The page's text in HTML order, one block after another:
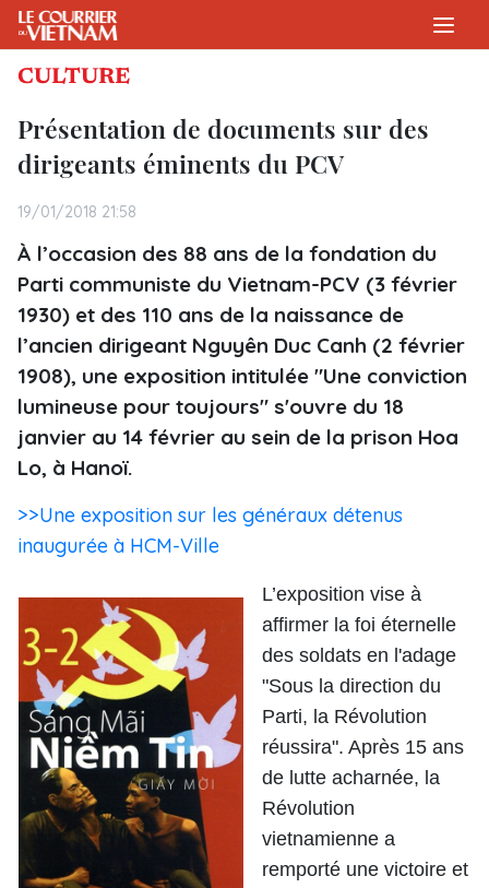
CULTURE
Présentation de documents sur des
dirigeants éminents du PCV
19/01/2018 21:58
À l’occasion des 88 ans de la fondation du
Parti communiste du Vietnam-PCV (3 février
1930) et des 110 ans de la naissance de
l’ancien dirigeant Nguyên Duc Canh (2 février
1908), une exposition intitulée "Une conviction
lumineuse pour toujours" s'ouvre du 18
janvier au 14 février au sein de la prison Hoa
Lo, à Hanoï.
>>Une exposition sur les généraux détenus
inaugurée à HCM-Ville
L’exposition vise à
affirmer la foi éternelle
des soldats en l'adage
"Sous la direction du
Parti, la Révolution
réussira". Après 15 ans
de lutte acharnée, la
Révolution
vietnamienne a
remporté une victoire et